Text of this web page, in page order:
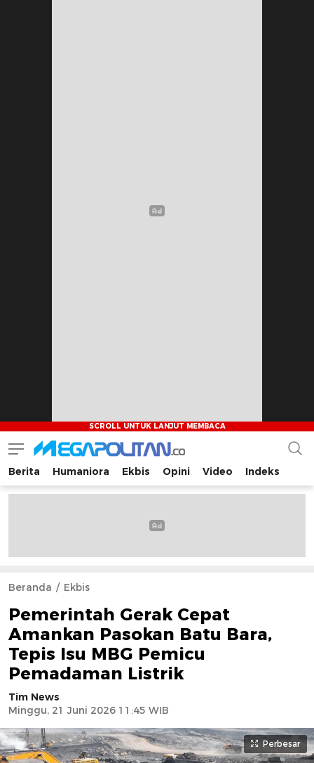
Megapolitan.co
Menyajikan berita-berita fakta bagi pembaca
Berita Humaniora Ekbis Opini Video Indeks
Beranda Ekbis
Pemerintah Gerak Cepat
Amankan Pasokan Batu Bara,
Tepis Isu MBG Pemicu
Pemadaman Listrik
Tim News
Minggu, 21 Juni 2026 11:45 WIB
Perbesar